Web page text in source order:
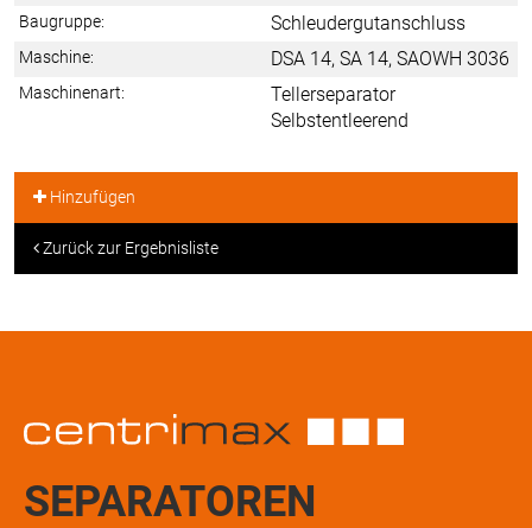
Baugruppe: Schleudergutanschluss
Maschine: DSA 14, SA 14, SAOWH 3036
Maschinenart:
Tellerseparator
Selbstentleerend
Hinzufügen
Zurück zur Ergebnisliste
SEPARATOREN